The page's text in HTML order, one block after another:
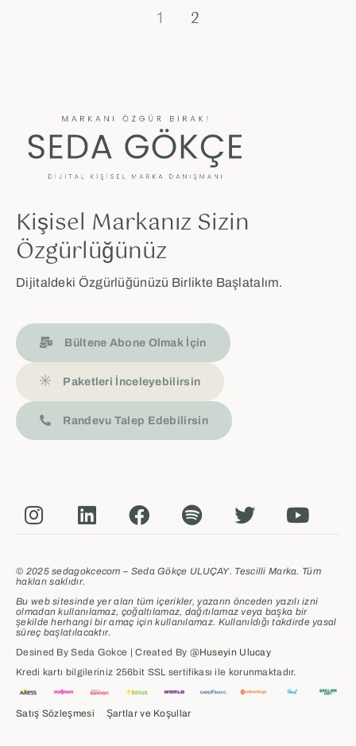
1 2
Kişisel Markanız Sizin
Özgürlüğünüz
Dijitaldeki Özgürlüğünüzü Birlikte Başlatalım.
Bültene Abone Olmak İçin
Paketleri İnceleyebilirsin
Randevu Talep Edebilirsin
© 2025 sedagokcecom – Seda Gökçe ULUÇAY. Tescilli Marka. Tüm
hakları saklıdır.
Bu web sitesinde yer alan tüm içerikler, yazarın önceden yazılı izni
olmadan kullanılamaz, çoğaltılamaz, dağıtılamaz veya başka bir
şekilde herhangi bir amaç için kullanılamaz. Kullanıldığı takdirde yasal
süreç başlatılacaktır.
Desined By Seda Gokce | Created By @Huseyin Ulucay
Kredi kartı bilgileriniz 256bit SSL sertifikası ile korunmaktadır.
Satış Sözleşmesi Şartlar ve Koşullar